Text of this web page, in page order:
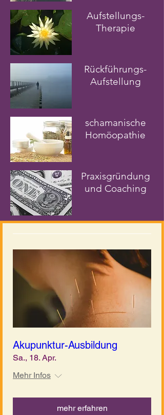
Aufstellungs-
Therapie
Rückführungs-
Aufstellung
schamanische
Homöopathie
Praxisgründung
und Coaching
Akupunktur-Ausbildung
Sa., 18. Apr.
Mehr Infos
mehr erfahren